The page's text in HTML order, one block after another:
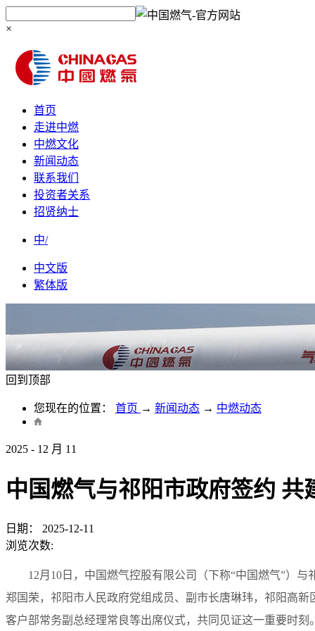
×
首页
走进中燃
中燃文化
新闻动态
联系我们
投资者关系
招贤纳士
中/
中文版
繁体版
回到顶部
您现在的位置： 首页 → 新闻动态 → 中燃动态
2025 - 12 月 11
中国燃气与祁阳市政府签约
日期：
2025-12-11
浏览次数:
12月10日，中国燃气控股有限公司（下称“中国燃气”）
郑国荣，祁阳市人民政府党组成员、副市长唐琳玮，祁阳高
客户部常务副总经理常良等出席仪式，共同见证这一重要时